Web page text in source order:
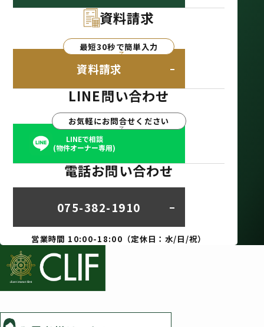
資料請求
最短30秒で簡単入力
資料請求
LINE問い合わせ
お気軽にお問合せください
LINEで相談
(物件オーナー専用)
電話お問い合わせ
075-382-1910
営業時間 10:00-18:00（定休日：水/日/祝）